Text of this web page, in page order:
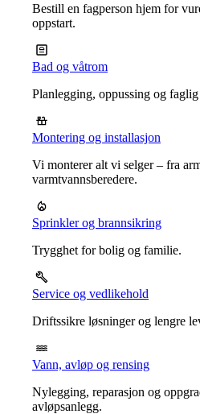
Bestill en fagperson hjem for
oppstart.
Bad og våtrom
Planlegging, oppussing og
Montering og installasjon
Vi monterer alt vi selger – fra
varmtvannsberedere.
Sprinkler og brannsikring
Trygghet for bolig og familie.
Service og vedlikehold
Driftssikre løsninger og lengre
Vann, avløp og rensing
Nylegging, reparasjon og
avløpsanlegg.